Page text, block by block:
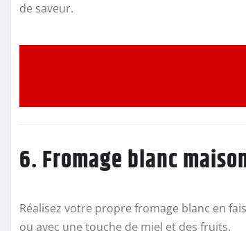
de saveur.
6. Fromage blanc
Réalisez votre propre fromage blanc en
ou avec une touche de miel et des fruits.